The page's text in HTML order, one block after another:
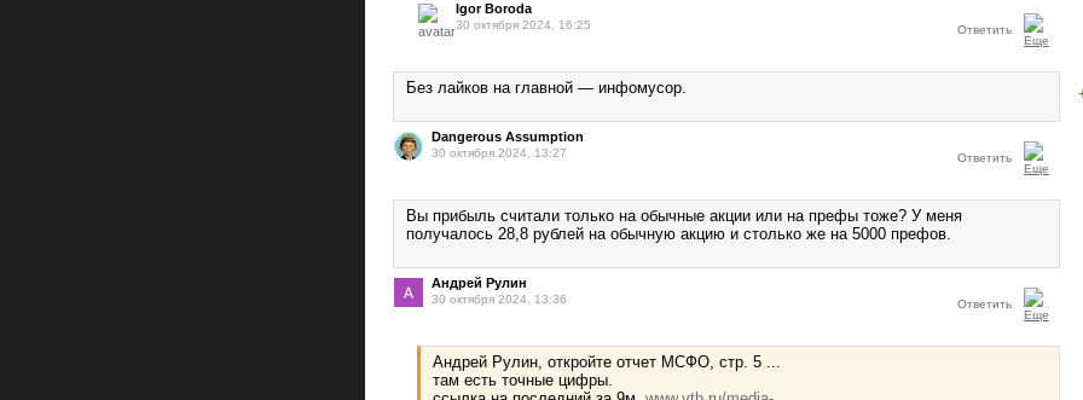
Igor Boroda
30 октября 2024, 16:25 Ответить
Без лайков на главной — инфомусор.
Dangerous Assumption
30 октября 2024, 13:27 Ответить
Вы прибыль считали только на обычные акции или на префы тоже? У меня
получалось 28,8 рублей на обычную акцию и столько же на 5000 префов.
Андрей Рулин
30 октября 2024, 13:36 Ответить
Андрей Рулин, откройте отчет МСФО, стр. 5 ...
там есть точные цифры.